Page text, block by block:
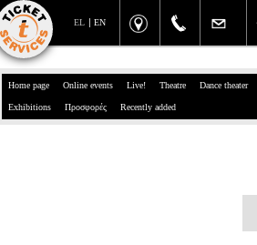
EN
EL
Home page Online events Live! Theatre Dance theater
Exhibitions Προσφορές Recently added